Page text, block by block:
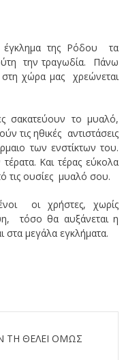
έγκλημα της Ρόδου τα
την τραγωδία. Πάνω
στη χώρα μας χρεώνεται
σακατεύουν το μυαλό,
τις ηθικές αντιστάσεις
των ενστίκτων του.
Και τέρας εύκολα
τις ουσίες μυαλό σου.
οι χρήστες, χωρίς
τόσο θα αυξάνεται η
στα μεγάλα εγκλήματα.
ΤΗ ΘΕΛΕΙ ΟΜΩΣ